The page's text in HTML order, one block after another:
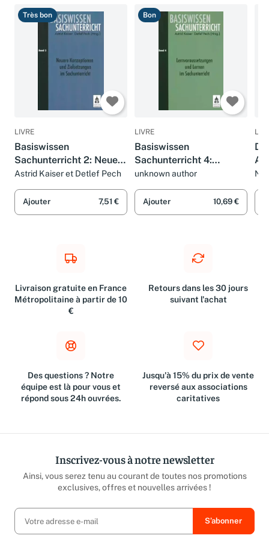
Très bon
LIVRE
Basiswissen
Sachunterricht 2: Neuere
Konzeptionen und
Zielsetzungen im
Sachunterricht
Astrid Kaiser et Detlef Pech
Ajouter 7,51 €
Bon
LIVRE
Basiswissen
Sachunterricht 4:
Lernvoraussetzungen
und Lernen im
Sachunterricht
unknown author
Ajouter 10,69 €
Na
Livraison gratuite en France
Métropolitaine à partir de 10
€
Retours dans les 30 jours
suivant l'achat
Des questions ? Notre
équipe est là pour vous et
répond sous 24h ouvrées.
Jusqu'à 15% du prix de vente
reversé aux associations
caritatives
Inscrivez-vous à notre newsletter
Ainsi, vous serez tenu au courant de toutes nos promotions
exclusives, offres et nouvelles arrivées !